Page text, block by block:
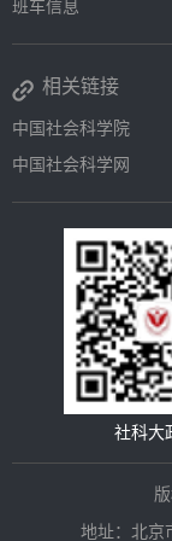
班车信息
相关链接
中国社会科学院
中国社会科学网
社科大
地址：北